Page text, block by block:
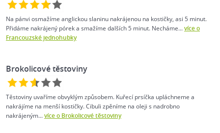
Na pánvi osmažíme anglickou slaninu nakrájenou na kostičky, asi 5 minut.
Přidáme nakrájený pórek a smažíme dalších 5 minut. Necháme...více o
Francouzské jednohubky
Brokolicové těstoviny
Těstoviny uvaříme obvyklým způsobem. Kuřecí prsíčka upláchneme a
nakrájíme na menší kostičky. Cibuli zpěníme na oleji s nadrobno
nakrájeným...více o Brokolicové těstoviny